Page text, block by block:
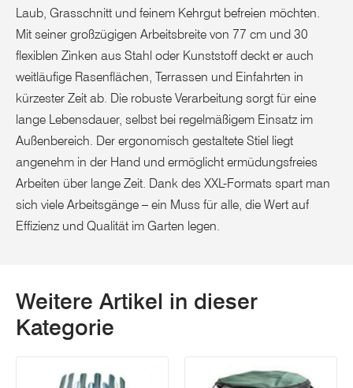
Laub, Grasschnitt und feinem Kehrgut befreien möchten.
Mit seiner großzügigen Arbeitsbreite von 77 cm und 30
flexiblen Zinken aus Stahl oder Kunststoff deckt er auch
weitläufige Rasenflächen, Terrassen und Einfahrten in
kürzester Zeit ab. Die robuste Verarbeitung sorgt für eine
lange Lebensdauer, selbst bei regelmäßigem Einsatz im
Außenbereich. Der ergonomisch gestaltete Stiel liegt
angenehm in der Hand und ermöglicht ermüdungsfreies
Arbeiten über lange Zeit. Dank des XXL-Formats spart man
sich viele Arbeitsgänge – ein Muss für alle, die Wert auf
Effizienz und Qualität im Garten legen.
Weitere Artikel in dieser
Kategorie